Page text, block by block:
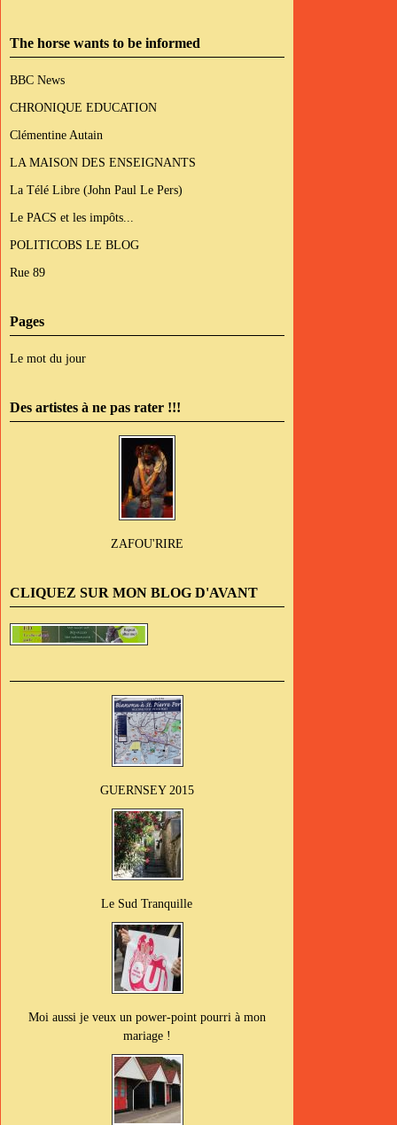
The horse wants to be informed
BBC News
CHRONIQUE EDUCATION
Clémentine Autain
LA MAISON DES ENSEIGNANTS
La Télé Libre (John Paul Le Pers)
Le PACS et les impôts...
POLITICOBS LE BLOG
Rue 89
Pages
Le mot du jour
Des artistes à ne pas rater !!!
ZAFOU'RIRE
CLIQUEZ SUR MON BLOG D'AVANT
GUERNSEY 2015
Le Sud Tranquille
Moi aussi je veux un power-point pourri à mon
mariage !